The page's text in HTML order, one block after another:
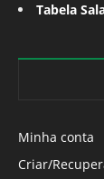
Tabela
Minha conta
Criar/